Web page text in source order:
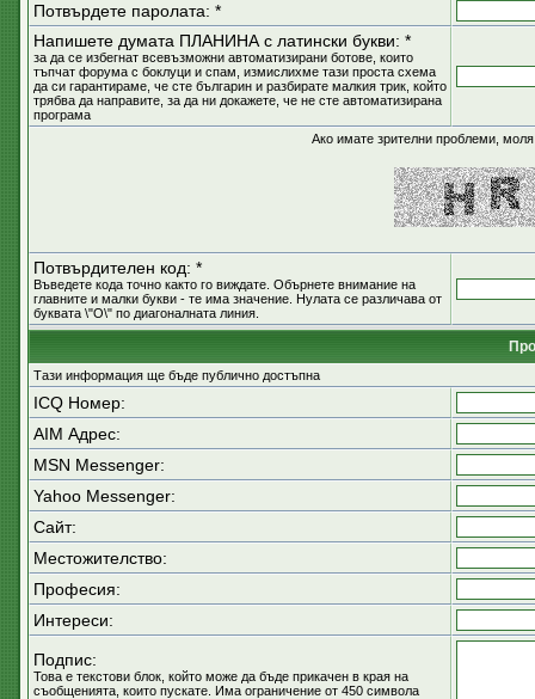
Потвърдете паролата: *
Напишете думата ПЛАНИНА с латински букви: *
за да се избегнат всевъзможни автоматизирани ботове, които
тъпчат форума с боклуци и спам, измислихме тази проста схема
да си гарантираме, че сте българин и разбирате малкия трик, който
трябва да направите, за да ни докажете, че не сте автоматизирана
програма
Ако имате зрителни проблеми,
Потвърдителен код: *
Въведете кода точно както го виждате. Обърнете внимание на
главните и малки букви - те има значение. Нулата се различава от
буквата \"O\" по диагоналната линия.
Тази информация ще бъде публично достъпна
ICQ Номер:
AIM Адрес:
MSN Messenger:
Yahoo Messenger:
Сайт:
Местожителство:
Професия:
Интереси:
Подпис:
Това е текстови блок, който може да бъде прикачен в края на
съобщенията, които пускате. Има ограничение от 450 символа